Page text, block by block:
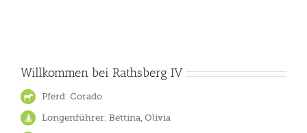
Willkommen bei Rathsberg IV
Pferd: Corado
Longenführer: Bettina, Olivia